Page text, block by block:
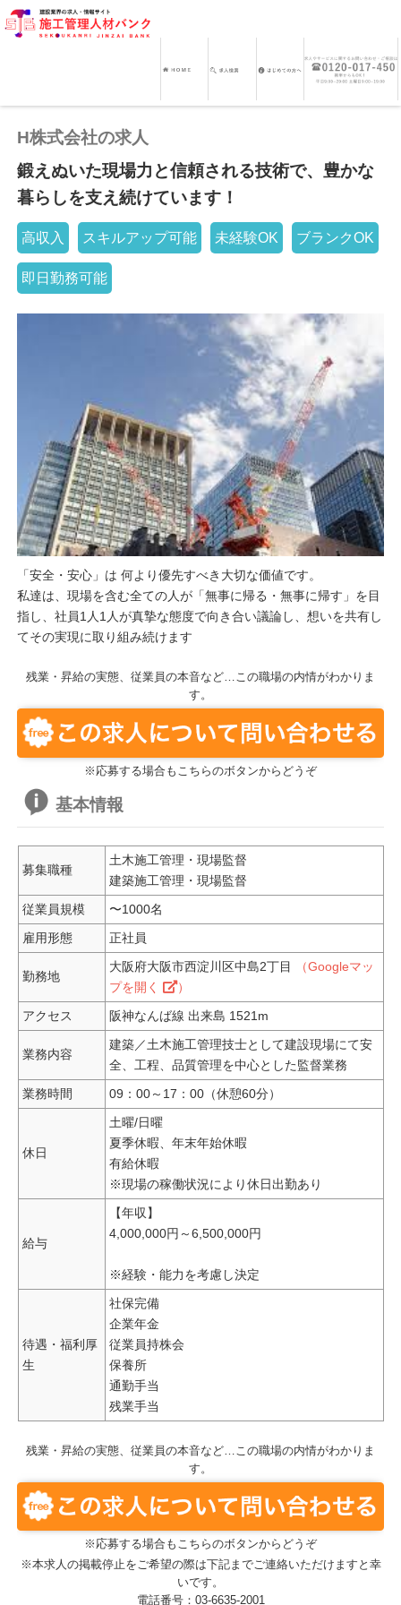
H株式会社の求人
鍛えぬいた現場力と信頼される技術で、豊かな
暮らしを支え続けています！
高収入 スキルアップ可能 未経験OK ブランクOK
即日勤務可能
「安全・安心」は 何より優先すべき大切な価値です。
私達は、現場を含む全ての人が「無事に帰る・無事に帰す」を目
指し、社員1人1人が真摯な態度で向き合い議論し、想いを共有し
てその実現に取り組み続けます
残業・昇給の実態、従業員の本音など…この職場の内情がわかりま
す。
※応募する場合もこちらのボタンからどうぞ
基本情報
募集職種
土木施工管理・現場監督
建築施工管理・現場監督
従業員規模
〜1000名
雇用形態
正社員
勤務地
大阪府大阪市西淀川区中島2丁目
（Googleマッ
プを開く
）
アクセス
阪神なんば線 出来島 1521m
業務内容
建築／土木施工管理技士として建設現場にて安
全、工程、品質管理を中心とした監督業務
業務時間
09：00～17：00（休憩60分）
休日
土曜/日曜
夏季休暇、年末年始休暇
有給休暇
※現場の稼働状況により休日出勤あり
給与
【年収】
4,000,000円～6,500,000円
※経験・能力を考慮し決定
待遇・福利厚
生
社保完備
企業年金
従業員持株会
保養所
通勤手当
残業手当
残業・昇給の実態、従業員の本音など…この職場の内情がわかりま
す。
※応募する場合もこちらのボタンからどうぞ
※本求人の掲載停止をご希望の際は下記までご連絡いただけますと幸
いです。
電話番号：03-6635-2001